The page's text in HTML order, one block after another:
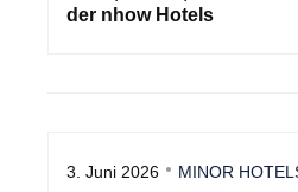
der nhow Hotels
3. Juni 2026 MINOR